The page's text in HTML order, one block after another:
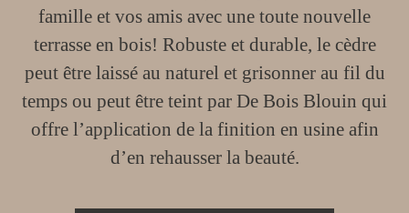
famille et vos amis avec une toute nouvelle
terrasse en bois! Robuste et durable, le cèdre
peut être laissé au naturel et grisonner au fil du
temps ou peut être teint par De Bois Blouin qui
offre l’application de la finition en usine afin
d’en rehausser la beauté.